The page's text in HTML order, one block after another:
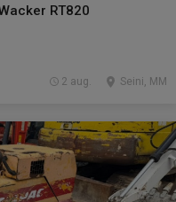
RT820
Seini, MM
2 aug.